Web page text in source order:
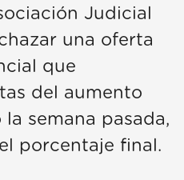
Judicial
una oferta
que
del aumento
semana pasada,
porcentaje final.